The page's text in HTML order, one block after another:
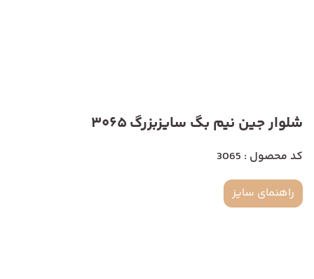
شلوار جین نیم بگ سایزبزرگ 3065
کد محصول : 3065
راهنمای سایز